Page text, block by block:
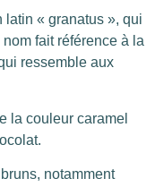
latin « granatus », qui
fait référence à la
ressemble aux
la couleur caramel
notamment